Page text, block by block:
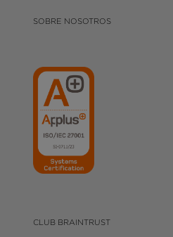
SOBRE NOSOTROS
CLUB BRAINTRUST